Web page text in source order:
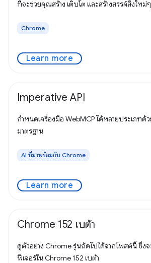
ที่จะช่วยคุณสร้าง เติบโต และสร้างสรรค์สิ่งใหม่
Chrome
Learn more
Imperative API
กำหนดเครื่องมือ WebMCP ได้หลายประเภทด้
มาตรฐาน
AI ที่มาพร้อมกับ Chrome
Learn more
Chrome 152 เบต้า
ดูตัวอย่าง Chrome รุ่นถัดไปได้จากโพสต์นี้ ซึ่งจ
ฟีเจอร์ใน Chrome 152 เบต้า